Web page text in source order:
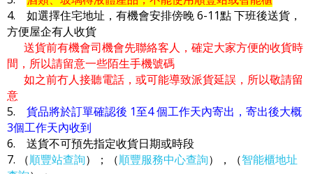
4. 如選擇住宅地址，有機會安排傍晚 6-11點 下班後送貨，
方便屋企有人收貨
送貨前有機會司機會先聯絡客人，確定大家方便的收貨時
間，所以請留意一些陌生手機號碼
如之前冇人接聽電話，或可能導致派貨延誤，所以敬請留
意
5. 貨品將於訂單確認後 1至4 個工作天內寄出，寄出後大概
3個工作天內收到
6. 送貨不可預先指定收貨日期或時段
7. （順豐站查詢）；（順豐服務中心查詢），（智能櫃地址